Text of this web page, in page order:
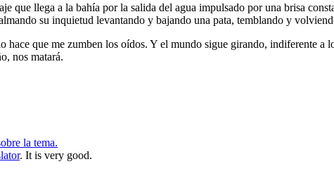
que llega a la bahía por la salida del agua impulsado por una brisa
su inquietud levantando y bajando una pata, temblando y
que me zumben los oídos. Y el mundo sigue girando, indiferente a
nos matará.
la tema.
. It is very good.